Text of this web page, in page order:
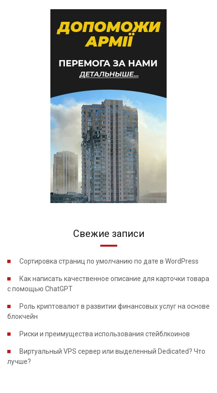
Свежие записи
Сортировка страниц по умолчанию по дате в WordPress
Как написать качественное описание для карточки товара
с помощью ChatGPT
Роль криптовалют в развитии финансовых услуг на основе
блокчейн
Риски и преимущества использования стейблкоинов
Виртуальный VPS сервер или выделенный Dedicated? Что
лучше?